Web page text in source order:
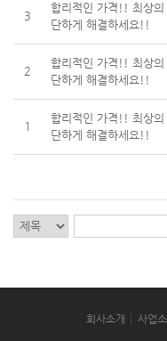
3
합리적인 가격!! 최상
단하게 해결하세요!!
2
합리적인 가격!! 최상
단하게 해결하세요!!
1
합리적인 가격!! 최상
단하게 해결하세요!!
회사소개 사업